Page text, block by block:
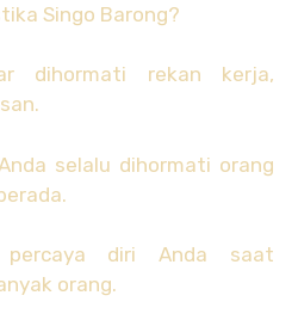
Singo Barong?
dihormati rekan kerja,
selalu dihormati orang
percaya diri Anda saat
orang.